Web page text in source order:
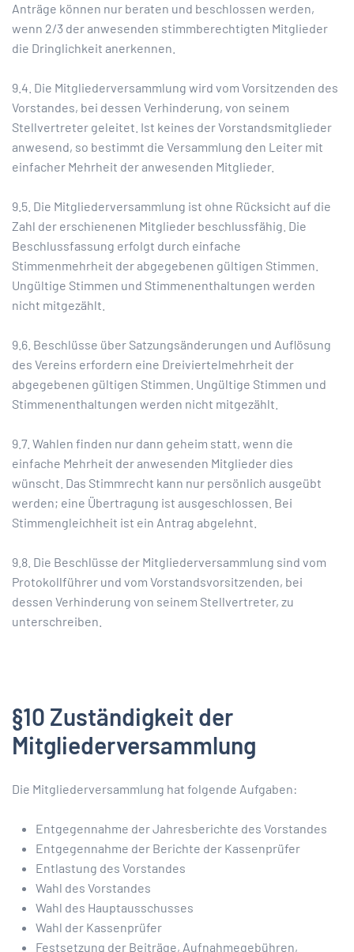
Anträge können nur beraten und beschlossen werden,
wenn 2/3 der anwesenden stimmberechtigten Mitglieder
die Dringlichkeit anerkennen.
9.4. Die Mitgliederversammlung wird vom Vorsitzenden des
Vorstandes, bei dessen Verhinderung, von seinem
Stellvertreter geleitet. Ist keines der Vorstandsmitglieder
anwesend, so bestimmt die Versammlung den Leiter mit
einfacher Mehrheit der anwesenden Mitglieder.
9.5. Die Mitgliederversammlung ist ohne Rücksicht auf die
Zahl der erschienenen Mitglieder beschlussfähig. Die
Beschlussfassung erfolgt durch einfache
Stimmenmehrheit der abgegebenen gültigen Stimmen.
Ungültige Stimmen und Stimmenenthaltungen werden
nicht mitgezählt.
9.6. Beschlüsse über Satzungsänderungen und Auflösung
des Vereins erfordern eine Dreiviertelmehrheit der
abgegebenen gültigen Stimmen. Ungültige Stimmen und
Stimmenenthaltungen werden nicht mitgezählt.
9.7. Wahlen finden nur dann geheim statt, wenn die
einfache Mehrheit der anwesenden Mitglieder dies
wünscht. Das Stimmrecht kann nur persönlich ausgeübt
werden; eine Übertragung ist ausgeschlossen. Bei
Stimmengleichheit ist ein Antrag abgelehnt.
9.8. Die Beschlüsse der Mitgliederversammlung sind vom
Protokollführer und vom Vorstandsvorsitzenden, bei
dessen Verhinderung von seinem Stellvertreter, zu
unterschreiben.
§10 Zuständigkeit der
Mitgliederversammlung
Die Mitgliederversammlung hat folgende Aufgaben:
Entgegennahme der Jahresberichte des Vorstandes
Entgegennahme der Berichte der Kassenprüfer
Entlastung des Vorstandes
Wahl des Vorstandes
Wahl des Hauptausschusses
Wahl der Kassenprüfer
Festsetzung der Beiträge, Aufnahmegebühren,